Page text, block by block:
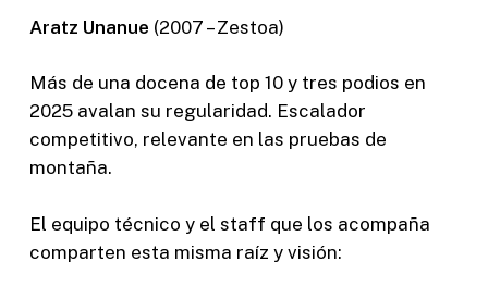
Aratz Unanue (2007 – Zestoa)
Más de una docena de top 10 y tres podios en
2025 avalan su regularidad. Escalador
competitivo, relevante en las pruebas de
montaña.
El equipo técnico y el staff que los acompaña
comparten esta misma raíz y visión: